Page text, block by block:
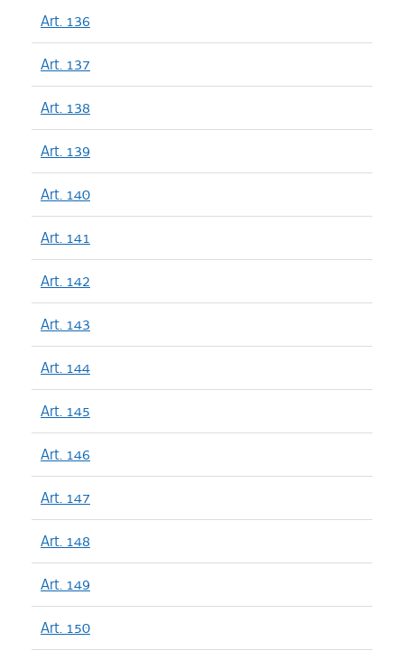
Art. 136
Art. 137
Art. 138
Art. 139
Art. 140
Art. 141
Art. 142
Art. 143
Art. 144
Art. 145
Art. 146
Art. 147
Art. 148
Art. 149
Art. 150